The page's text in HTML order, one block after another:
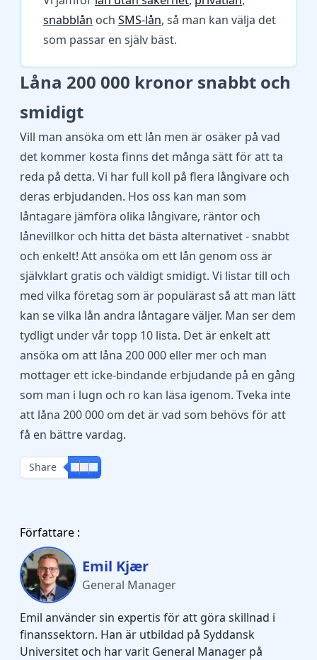
snabblån och SMS-lån, så man kan välja det
som passar en själv bäst.
Låna 200 000 kronor snabbt och
smidigt
Vill man ansöka om ett lån men är osäker på vad
det kommer kosta finns det många sätt för att ta
reda på detta. Vi har full koll på flera långivare och
deras erbjudanden. Hos oss kan man som
låntagare jämföra olika långivare, räntor och
lånevillkor och hitta det bästa alternativet - snabbt
och enkelt! Att ansöka om ett lån genom oss är
självklart gratis och väldigt smidigt. Vi listar till och
med vilka företag som är populärast så att man lätt
kan se vilka lån andra låntagare väljer. Man ser dem
tydligt under vår topp 10 lista. Det är enkelt att
ansöka om att låna 200 000 eller mer och man
mottager ett icke-bindande erbjudande på en gång
som man i lugn och ro kan läsa igenom. Tveka inte
att låna 200 000 om det är vad som behövs för att
få en bättre vardag.
Share
Författare :
Emil Kjær
General Manager
Emil använder sin expertis för att göra skillnad i
finanssektorn. Han är utbildad på Syddansk
Universitet och har varit General Manager på